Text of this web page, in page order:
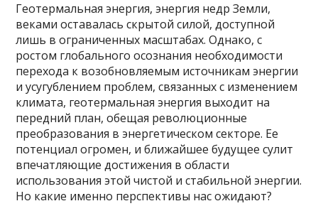
Геотермальная энергия, энергия недр Земли,
веками оставалась скрытой силой, доступной
лишь в ограниченных масштабах. Однако, с
ростом глобального осознания необходимости
перехода к возобновляемым источникам энергии
и усугублением проблем, связанных с изменением
климата, геотермальная энергия выходит на
передний план, обещая революционные
преобразования в энергетическом секторе. Ее
потенциал огромен, и ближайшее будущее сулит
впечатляющие достижения в области
использования этой чистой и стабильной энергии.
Но какие именно перспективы нас ожидают?